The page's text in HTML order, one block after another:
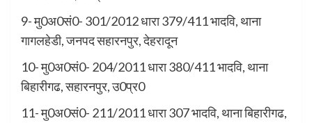
9- मु0अ0सं0- 301/2012 धारा 379/411 भादवि, थाना
गागलहेडी, जनपद सहारनपुर, देहरादून
10- मु0अ0सं0- 204/2011 धारा 380/411 भादवि, थाना
बिहारीगढ, सहारनपुर, उ0प्र0
11- मु0अ0सं0- 211/2011 धारा 307 भादवि, थाना बिहारीगढ,